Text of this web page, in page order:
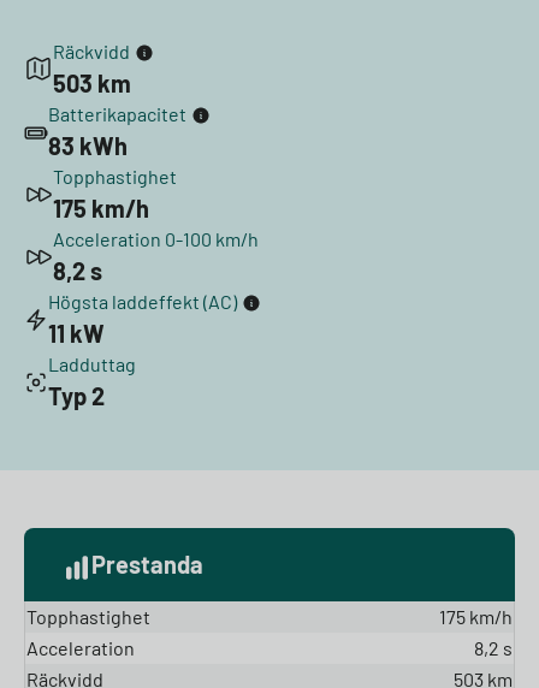
Räckvidd
503 km
Batterikapacitet
83 kWh
Topphastighet
175 km/h
Acceleration 0-100 km/h
8,2 s
Högsta laddeffekt (AC)
11 kW
Ladduttag
Typ 2
Prestanda
Topphastighet
175 km/h
Acceleration
8,2 s
Räckvidd
503 km